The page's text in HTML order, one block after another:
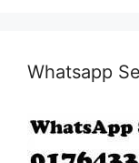
Whatsapp